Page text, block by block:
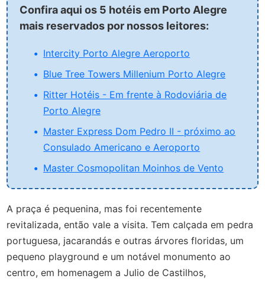
Confira aqui os 5 hotéis em Porto Alegre
mais reservados por nossos leitores:
Intercity Porto Alegre Aeroporto
Blue Tree Towers Millenium Porto Alegre
Ritter Hotéis - Em frente à Rodoviária de
Porto Alegre
Master Express Dom Pedro II - próximo ao
Consulado Americano e Aeroporto
Master Cosmopolitan Moinhos de Vento
A praça é pequenina, mas foi recentemente
revitalizada, então vale a visita. Tem calçada em pedra
portuguesa, jacarandás e outras árvores floridas, um
pequeno playground e um notável monumento ao
centro, em homenagem a Julio de Castilhos,